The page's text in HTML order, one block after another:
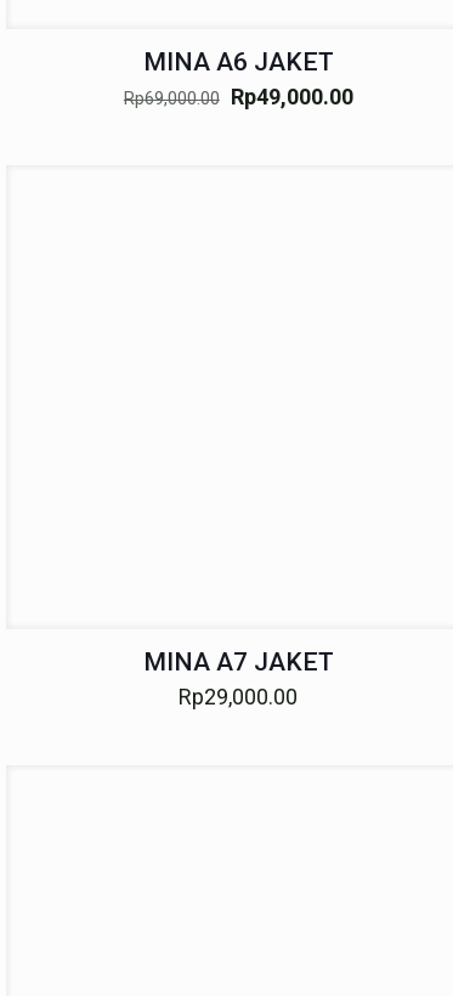
MINA A6 JAKET
Rp69,000.00 Rp49,000.00
MINA A7 JAKET
Rp29,000.00